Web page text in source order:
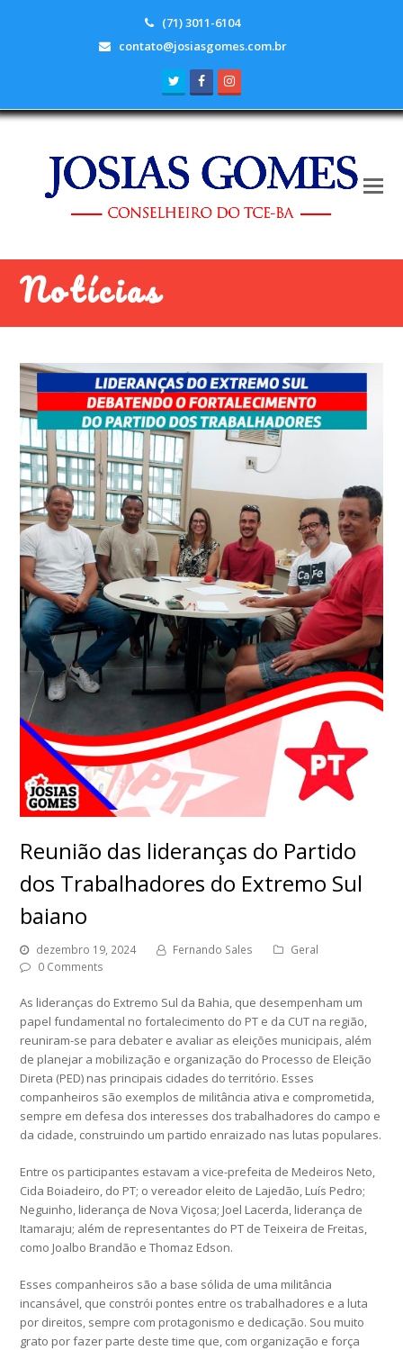
(71) 3011-6104
contato@josiasgomes.com.br
TwitterFacebook
Notícias
Reunião das lideranças do Partido
dos Trabalhadores do Extremo Sul
baiano
dezembro 19, 2024 Fernando Sales
Geral
0 Comments
As lideranças do Extremo Sul da Bahia, que desempenham um
papel fundamental no fortalecimento do PT e da CUT na região,
reuniram-se para debater e avaliar as eleições municipais, além
de planejar a mobilização e organização do Processo de Eleição
Direta (PED) nas principais cidades do território. Esses
companheiros são exemplos de militância ativa e comprometida,
sempre em defesa dos interesses dos trabalhadores do campo e
da cidade, construindo um partido enraizado nas lutas populares.
Entre os participantes estavam a vice-prefeita de Medeiros Neto,
Cida Boiadeiro, do PT; o vereador eleito de Lajedão, Luís Pedro;
Neguinho, liderança de Nova Viçosa; Joel Lacerda, liderança de
Itamaraju; além de representantes do PT de Teixeira de Freitas,
como Joalbo Brandão e Thomaz Edson.
Esses companheiros são a base sólida de uma militância
incansável, que constrói pontes entre os trabalhadores e a luta
por direitos, sempre com protagonismo e dedicação. Sou muito
grato por fazer parte deste time que, com organização e força